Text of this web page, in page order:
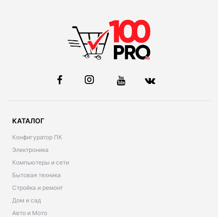
КАТАЛОГ
Конфигуратор ПК
Электроника
Компьютеры и сети
Бытовая техника
Стройка и ремонт
Дом и сад
Авто и Мото